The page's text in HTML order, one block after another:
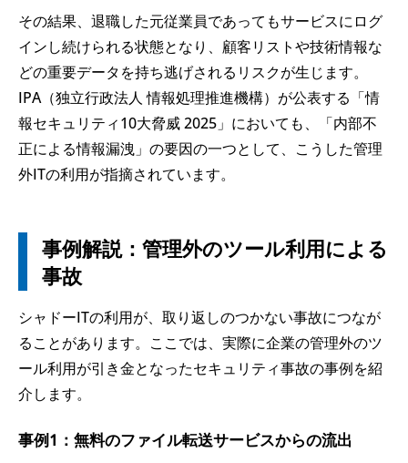
その結果、退職した元従業員であってもサービスにログ
インし続けられる状態となり、顧客リストや技術情報な
どの重要データを持ち逃げされるリスクが生じます。
IPA（独立行政法人 情報処理推進機構）が公表する「情
報セキュリティ10大脅威 2025」においても、「内部不
正による情報漏洩」の要因の一つとして、こうした管理
外ITの利用が指摘されています。
事例解説：管理外のツール利用による
事故
シャドーITの利用が、取り返しのつかない事故につなが
ることがあります。ここでは、実際に企業の管理外のツ
ール利用が引き金となったセキュリティ事故の事例を紹
介します。
事例1：無料のファイル転送サービスからの流出